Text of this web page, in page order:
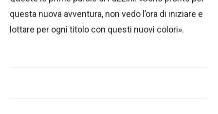
questa nuova avventura, non vedo l’ora di iniziare e
lottare per ogni titolo con questi nuovi colori».